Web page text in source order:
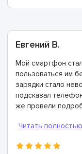
Евгений В.
Мой смартфон
пользоваться им
зарядки стало
подсказал
же провели
ресурс
отлично!